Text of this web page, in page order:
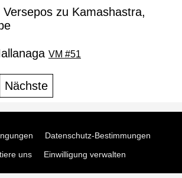
Versepos zu Kamashastra,
VM #51
Nächste
Datenschutz-Bestimmungen
uns
Einwilligung verwalten